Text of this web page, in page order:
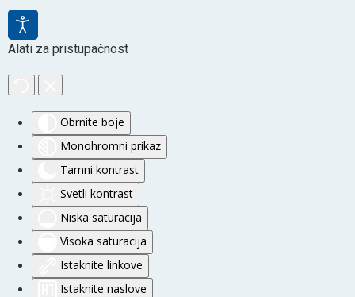
Alati za pristupačnost
Obrnite boje
Monohromni prikaz
Tamni kontrast
Svetli kontrast
Niska saturacija
Visoka saturacija
Istaknite linkove
Istaknite naslove